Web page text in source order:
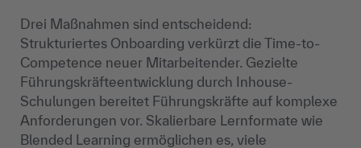
Drei Maßnahmen sind entscheidend:
Strukturiertes Onboarding verkürzt die Time-to-
Competence neuer Mitarbeitender. Gezielte
Führungskräfteentwicklung durch Inhouse-
Schulungen bereitet Führungskräfte auf komplexe
Anforderungen vor. Skalierbare Lernformate wie
Blended Learning ermöglichen es, viele